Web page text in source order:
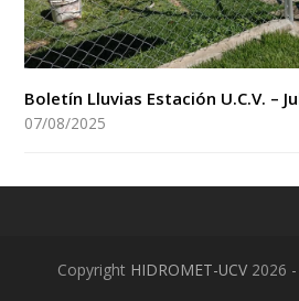
Boletín Lluvias Estación U.C.V. –
07/08/2025
Copyright HIDROMET-UCV 2026